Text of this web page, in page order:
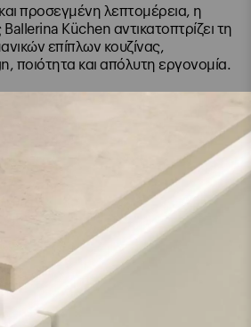
προσεγμένη λεπτομέρεια, η
Küchen αντικατοπτρίζει τη
επίπλων κουζίνας,
ποιότητα και απόλυτη εργονομία.